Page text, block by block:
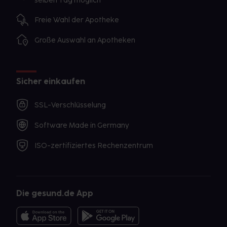
Leider glauben viele Menschen, dass Läuse ein
Zeichen für fehlende Sauberkeit sind. Ob die Haare
frisch gewaschen oder fettig sind, ist den Läusen
Haar-zu-Haar-Kontakt. Dies geschieht unabhängig
vom Hygienezustand der Haare. Das Gerücht hat
Tatsache, dass Kopfläuse in der Familie
aufgetaucht sind, schämen und melden den Befall
gar nicht oder zu spät. Dadurch können sich die
kleinen Parasiten dannnoch weiter verbreiten. Die
Können Kopfläuse in Kleidung, Bettwäsche und
Nein. Kopfläuse benötigen Blut, um zu überleben.
Freie Wahl der Apotheke
Große Auswahl an Apotheken
Sicher einkaufen
SSL-Verschlüsselung
Software Made in Germany
ISO-zertifiziertes Rechenzentrum
Die gesund.de App